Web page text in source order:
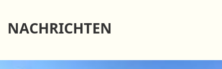
NACHRICHTEN